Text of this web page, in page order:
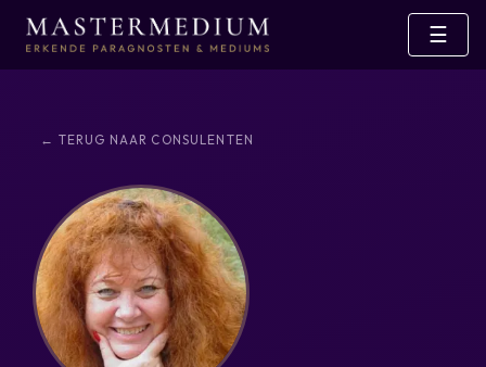
☰
← TERUG NAAR CONSULENTEN